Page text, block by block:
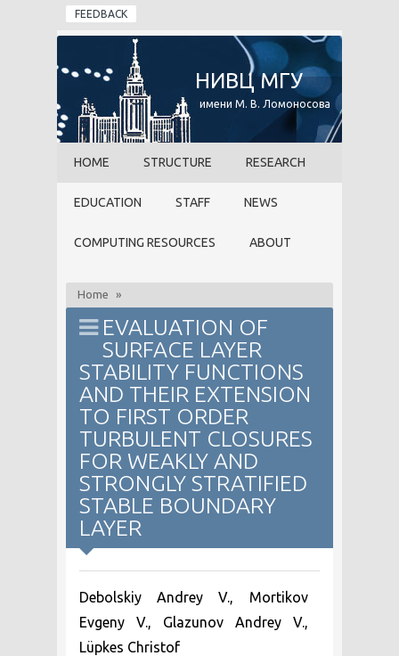
Skip to main content
FEEDBACK
НИВЦ МГУ
имени М. В. Ломоносова
HOME STRUCTURE RESEARCH
EDUCATION STAFF NEWS
COMPUTING RESOURCES ABOUT
Home »
EVALUATION OF
SURFACE LAYER
STABILITY FUNCTIONS
AND THEIR EXTENSION
TO FIRST ORDER
TURBULENT CLOSURES
FOR WEAKLY AND
STRONGLY STRATIFIED
STABLE BOUNDARY
LAYER
Debolskiy Andrey V., Mortikov
Evgeny V., Glazunov Andrey V.,
Lüpkes Christof